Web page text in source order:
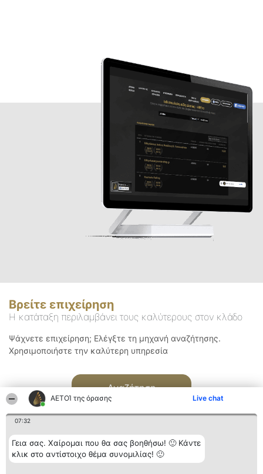
ΑΕΤΟΊ της όρασης Live chat
07:32
Γεια σας. Χαίρομαι που θα σας βοηθήσω! 🙂 Κάντε
κλικ στο αντίστοιχο θέμα συνομιλίας! 🙂
Βρείτε επιχείρηση
Η κατάταξη περιλαμβάνει τους καλύτερους στον κλάδο
Ψάχνετε επιχείρηση; Ελέγξτε τη μηχανή αναζήτησης.
Χρησιμοποιήστε την καλύτερη υπηρεσία
Αναζήτηση